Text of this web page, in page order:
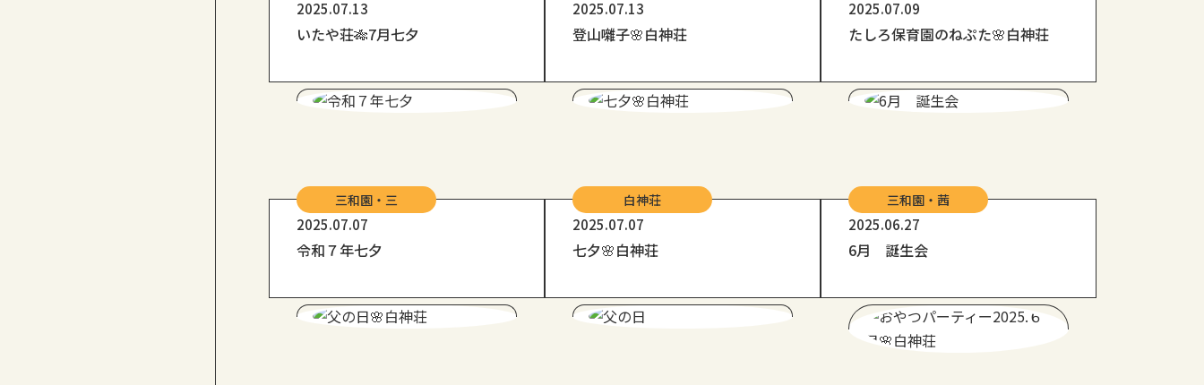
2025.07.13
いたや荘🎋7月七夕
2025.07.13
登山囃子🌸白神荘
2025.07.09
たしろ保育園のねぷた🌸白神荘
三和園・三
2025.07.07
令和７年七夕
白神荘
2025.07.07
七夕🌸白神荘
三和園・茜
2025.06.27
6月 誕生会